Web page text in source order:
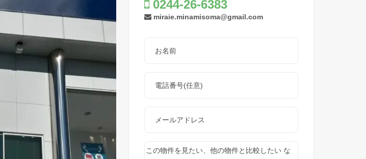
0244-26-6383
miraie.minamisoma@gmail.com